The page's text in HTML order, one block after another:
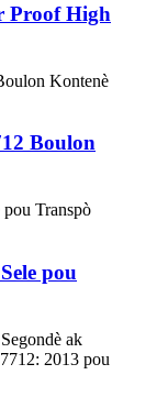
Proof High
Boulon
pou